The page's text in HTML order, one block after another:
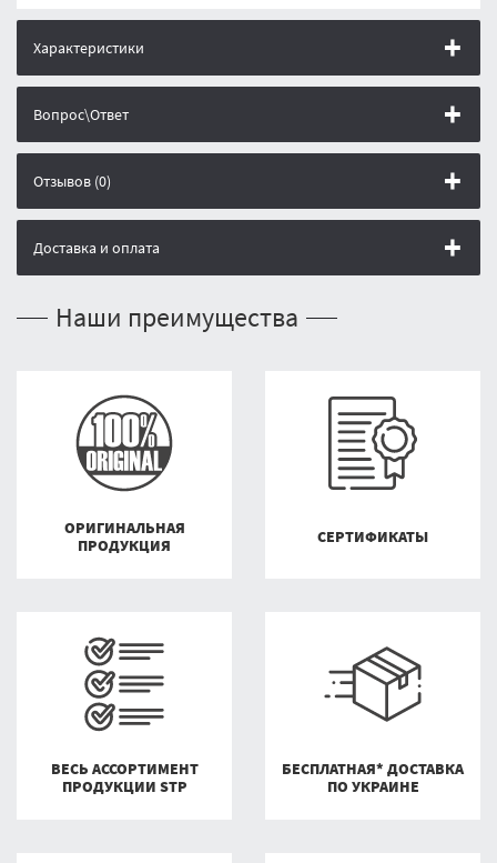
Характеристики
Вопрос\Ответ
Отзывов (0)
Доставка и оплата
Наши преимущества
ОРИГИНАЛЬНАЯ
ПРОДУКЦИЯ
СЕРТИФИКАТЫ
ВЕСЬ АССОРТИМЕНТ
ПРОДУКЦИИ STP
БЕСПЛАТНАЯ* ДОСТАВКА
ПО УКРАИНЕ